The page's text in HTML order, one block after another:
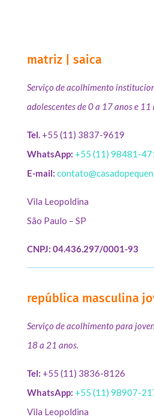
matriz | saica
Serviço de acolhimento
adolescentes de 0 a 17 anos e 11
Tel.+55 (11) 3837-9619
WhatsApp: +55 (11) 98481-
E-mail:
Vila Leopoldina
São Paulo – SP
CNPJ: 04.436.297/0001-93
república masculina
Serviço de acolhimento para
18 a 21 anos.
Tel: +55 (11) 3836-8126
WhatsApp: +55 (11) 98907-
Vila Leopoldina